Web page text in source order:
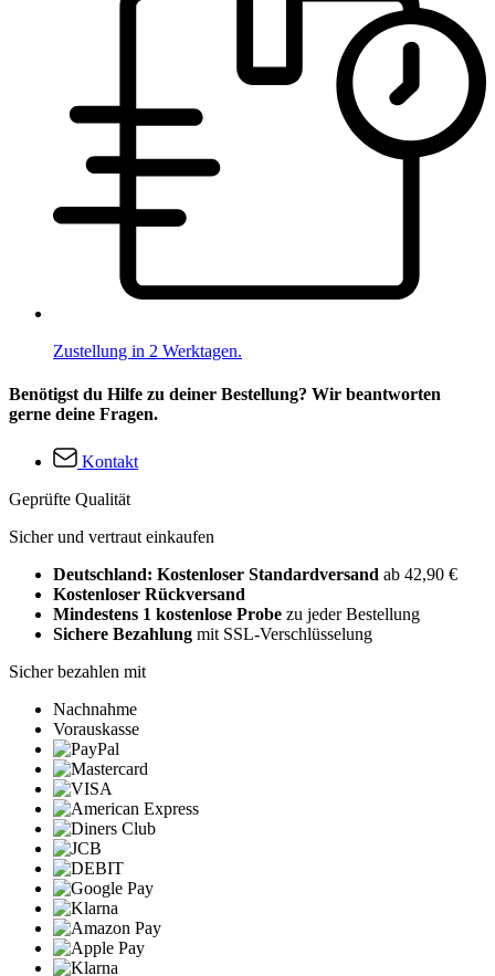
Zustellung in 2 Werktagen.
Benötigst du Hilfe zu deiner Bestellung? Wir beantworten
gerne deine Fragen.
Kontakt
Geprüfte Qualität
Sicher und vertraut einkaufen
Deutschland: Kostenloser Standardversand ab 42,90 €
Kostenloser Rückversand
Mindestens 1 kostenlose Probe zu jeder Bestellung
Sichere Bezahlung mit SSL-Verschlüsselung
Sicher bezahlen mit
Nachnahme
Vorauskasse